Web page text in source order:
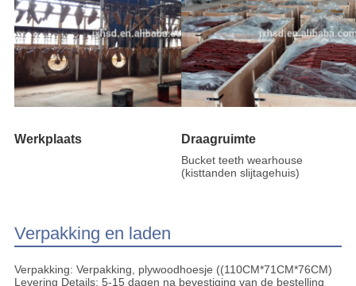
Werkplaats Draagruimte
Bucket teeth wearhouse
(kisttanden slijtagehuis)
Verpakking en laden
Verpakking: Verpakking, plywoodhoesje ((110CM*71CM*76CM)
Levering Details: 5-15 dagen na bevestiging van de bestelling